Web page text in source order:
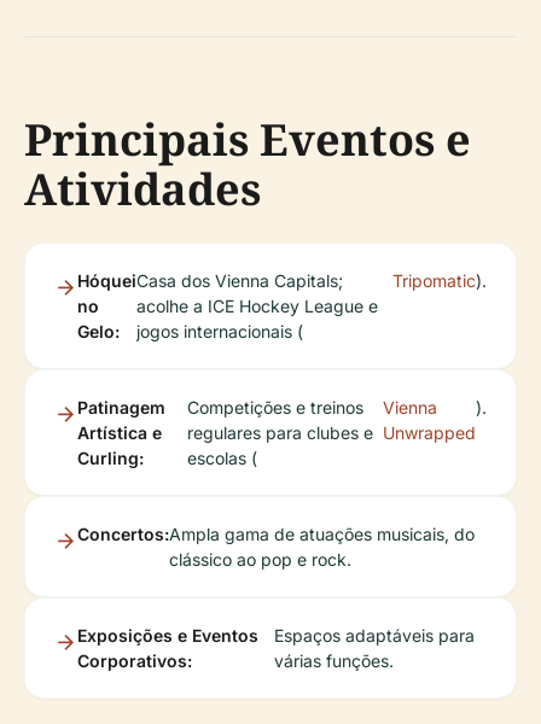
Principais Eventos e
Atividades
Hóquei
no
Gelo:
Casa dos Vienna Capitals;
acolhe a ICE Hockey League e
jogos internacionais (
Tripomatic).
Patinagem
Artística e
Curling:
Competições e treinos
regulares para clubes e
escolas (
Vienna
Unwrapped
).
Concertos:Ampla gama de atuações musicais, do
clássico ao pop e rock.
Exposições e Eventos
Corporativos:
Espaços adaptáveis para
várias funções.